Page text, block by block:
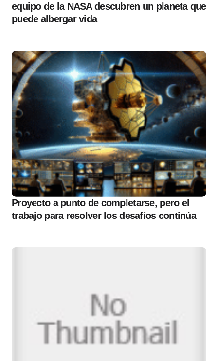
equipo de la NASA descubren un planeta que
puede albergar vida
Proyecto a punto de completarse, pero el
trabajo para resolver los desafíos continúa